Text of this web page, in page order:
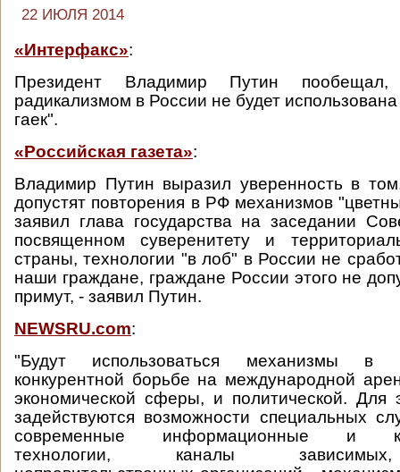
22 ИЮЛЯ 2014
«Интерфакс»:
Президент Владимир Путин
радикализмом в России не будет
гаек".
«Российская газета»:
Владимир Путин выразил уверенность в
допустят повторения в РФ механизмов
заявил глава государства на заседании
посвященном суверенитету и
страны, технологии "в лоб" в России не
наши граждане, граждане России этого не
примут, - заявил Путин.
NEWSRU.com:
"Будут использоваться механизмы в
конкурентной борьбе на международной
экономической сферы, и политической. Для
задействуются возможности специальных
современные информационные и
технологии, каналы